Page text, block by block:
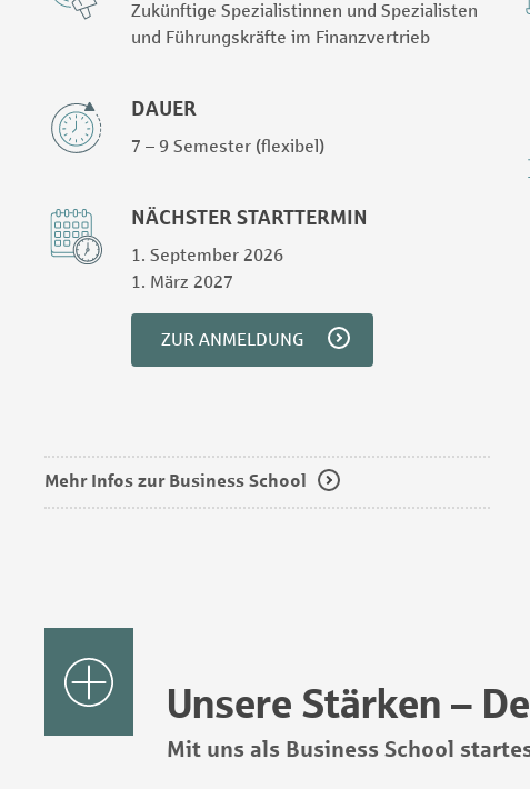
Zukünftige Spezialistinnen und Spezialisten
und Führungskräfte im Finanzvertrieb
DAUER
7 – 9 Semester (flexibel)
NÄCHSTER STARTTERMIN
1. September 2026
1. März 2027
ZUR ANMELDUNG
Mehr Infos zur Business School
Unsere Stärken –
Mit uns als Business School